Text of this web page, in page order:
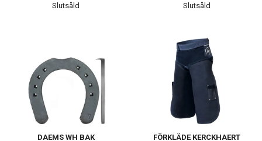
Slutsåld Slutsåld
DAEMS WH BAK FÖRKLÄDE KERCKHAERT